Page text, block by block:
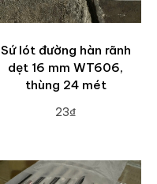
Sứ lót đường hàn rãnh
dẹt 16 mm WT606,
thùng 24 mét
23₫